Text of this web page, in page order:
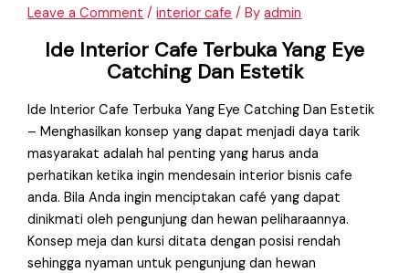
Leave a Comment /interior cafe / Byadmin
Ide Interior Cafe Terbuka Yang Eye
Catching Dan Estetik
Ide Interior Cafe Terbuka Yang Eye Catching Dan Estetik
– Menghasilkan konsep yang dapat menjadi daya tarik
masyarakat adalah hal penting yang harus anda
perhatikan ketika ingin mendesain interior bisnis cafe
anda. Bila Anda ingin menciptakan café yang dapat
dinikmati oleh pengunjung dan hewan peliharaannya.
Konsep meja dan kursi ditata dengan posisi rendah
sehingga nyaman untuk pengunjung dan hewan